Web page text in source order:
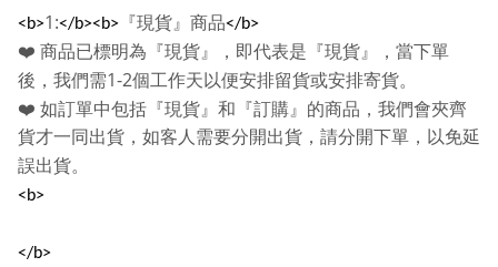
<b>1:</b><b> 『現貨』商品</b>
❤️ 商品已標明為『現貨』，即代表是『現貨』，當下單
後，我們需1-2個工作天以便安排留貨或安排寄貨。
❤️ 如訂單中包括『現貨』和『訂購』的商品，我們會夾齊
貨才一同出貨，如客人需要分開出貨，請分開下單，以免延
誤出貨。
<b>
</b>